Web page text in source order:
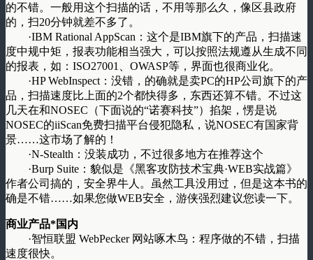
的不错。一般用这个扫描的话，不用等那么久，像区县政府
的，扫20分钟就差不多了。
·IBM Rational AppScan：这个是IBM旗下的产品，扫描速
度中规中矩，报表功能相当强大，可以按照法规遵从生成不同
的报表，如：ISO27001、OWASP等，界面也很商业化。
·HP WebInspect：没错，的确就是卖PC的HP公司旗下的产
品，扫描速度比上面的2个都快得多，东西还算不错。不过这
几天在和NOSEC（下面说的“诺赛科技”）掐架，愣是说
NOSEC的iiScan免费扫描平台侵犯隐私，说NOSEC有国家背
景……这市场了解的！
·N-Stealth：没装成功，不过很多地方在推荐这个
·Burp Suite：貌似是《黑客攻防技术宝典·WEB实战篇》
作者公司搞的，安全界牛人。虽然工具没用过，但是这本书的
确是不错……如果您做WEB安全，游侠强烈建议您读一下。
商业产品*国内
·智恒联盟 WebPecker 网站啄木鸟：程序做的不错，扫描
速度很快。